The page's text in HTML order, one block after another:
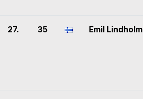
27. 35 Emil Lindholm